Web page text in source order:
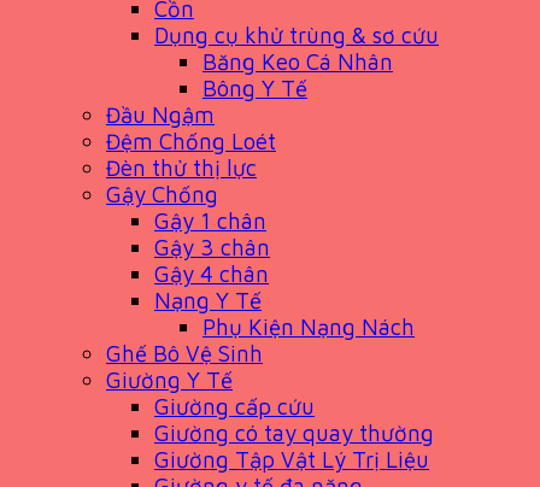
Cồn
Dụng cụ khử trùng & sơ cứu
Băng Keo Cá Nhân
Bông Y Tế
Đầu Ngậm
Đệm Chống Loét
Đèn thử thị lực
Gậy Chống
Gậy 1 chân
Gậy 3 chân
Gậy 4 chân
Nạng Y Tế
Phụ Kiện Nạng Nách
Ghế Bô Vệ Sinh
Giường Y Tế
Giường cấp cứu
Giường có tay quay thường
Giường Tập Vật Lý Trị Liệu